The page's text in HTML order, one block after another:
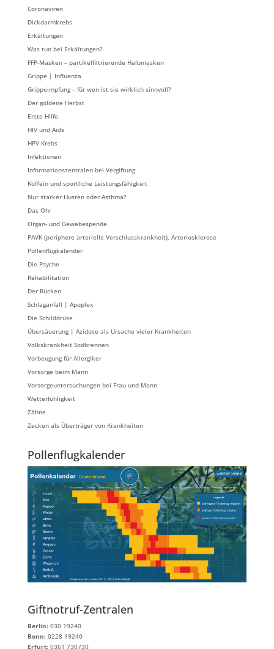
Coronaviren
Dickdarmkrebs
Erkältungen
Was tun bei Erkältungen?
FFP-Masken – partikelfiltrierende Halbmasken
Grippe | Influenza
Grippeimpfung – für wen ist sie wirklich sinnvoll?
Der goldene Herbst
Erste Hilfe
HIV und Aids
HPV Krebs
Infektionen
Informationszentralen bei Vergiftung
Koffein und sportliche Leistungsfähigkeit
Nur starker Husten oder Asthma?
Das Ohr
Organ- und Gewebespende
PAVK (periphere arterielle Verschlusskrankheit), Arteriosklerose
Pollenflugkalender
Die Psyche
Rehabilitation
Der Rücken
Schlaganfall | Apoplex
Die Schilddrüse
Übersäuerung | Azidose als Ursache vieler Krankheiten
Volkskrankheit Sodbrennen
Vorbeugung für Allergiker
Vorsorge beim Mann
Vorsorgeuntersuchungen bei Frau und Mann
Wetterfühligkeit
Zähne
Zecken als Überträger von Krankheiten
Pollenflugkalender
Giftnotruf-Zentralen
Berlin:030 19240
Bonn:0228 19240
Erfurt:0361 730730